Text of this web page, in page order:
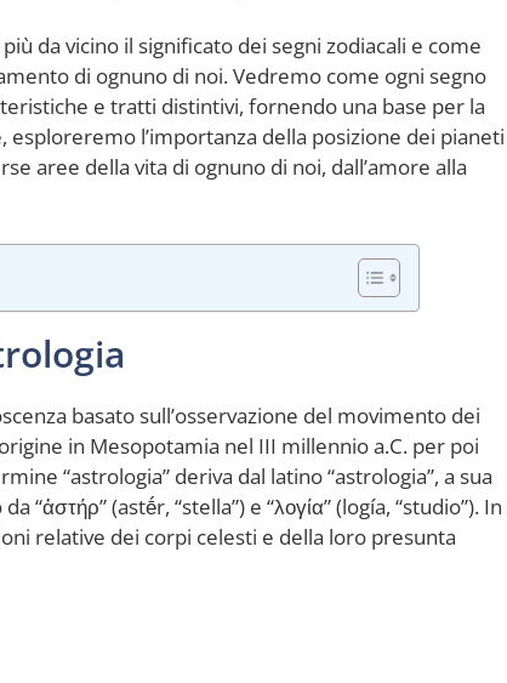
da vicino il significato dei segni zodiacali e come
di ognuno di noi. Vedremo come ogni segno
e tratti distintivi, fornendo una base per la
l’importanza della posizione dei pianeti
aree della vita di ognuno di noi, dall’amore alla
basato sull’osservazione del movimento dei
in Mesopotamia nel III millennio a.C. per poi
“astrologia” deriva dal latino “astrologia”, a sua
“ἀστήρ” (astḗr, “stella”) e “λογία” (logía, “studio”). In
relative dei corpi celesti e della loro presunta